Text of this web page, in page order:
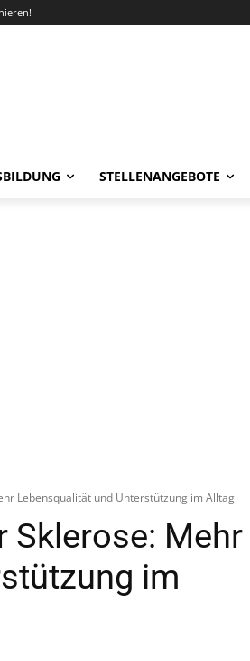
STELLENANGEBOTE
Lebensqualität und Unterstützung im Alltag
Sklerose: Mehr
im